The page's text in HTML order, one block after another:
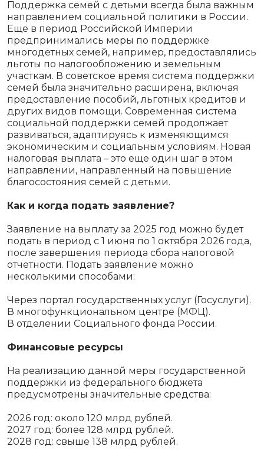
Поддержка семей с детьми всегда была важным
направлением социальной политики в России.
Еще в период Российской Империи
предпринимались меры по поддержке
многодетных семей, например, предоставлялись
льготы по налогообложению и земельным
участкам. В советское время система поддержки
семей была значительно расширена, включая
предоставление пособий, льготных кредитов и
других видов помощи. Современная система
социальной поддержки семей продолжает
развиваться, адаптируясь к изменяющимся
экономическим и социальным условиям. Новая
налоговая выплата – это еще один шаг в этом
направлении, направленный на повышение
благосостояния семей с детьми.
Как и когда подать заявление?
Заявление на выплату за 2025 год можно будет
подать в период с 1 июня по 1 октября 2026 года,
после завершения периода сбора налоговой
отчетности. Подать заявление можно
несколькими способами:
Через портал государственных услуг (Госуслуги).
В многофункциональном центре (МФЦ).
В отделении Социального фонда России.
Финансовые ресурсы
На реализацию данной меры государственной
поддержки из федерального бюджета
предусмотрены значительные средства:
2026 год: около 120 млрд рублей.
2027 год: более 128 млрд рублей.
2028 год: свыше 138 млрд рублей.